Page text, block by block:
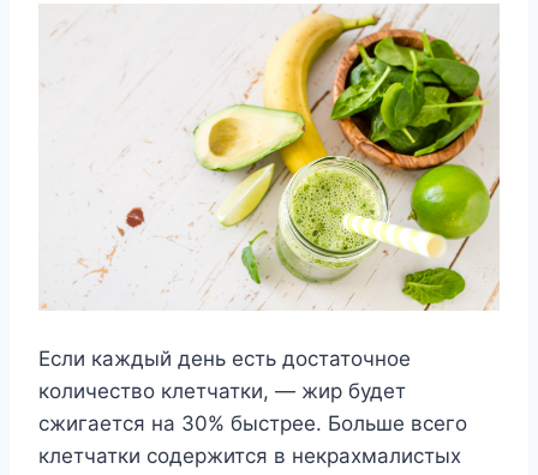
Если каждый день есть достаточное
количество клетчатки, — жир будет
сжигается на 30% быстрее. Больше всего
клетчатки содержится в некрахмалистых